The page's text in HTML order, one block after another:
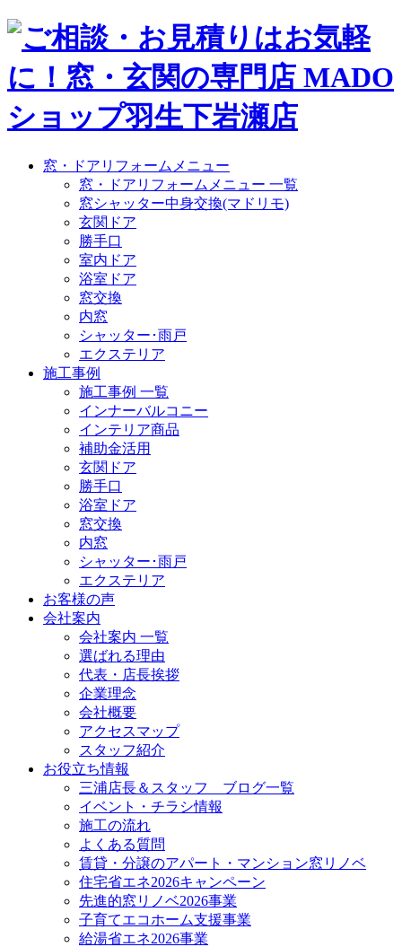
窓・ドアリフォームメニュー
窓・ドアリフォームメニュー 一覧
窓シャッター中身交換(マドリモ)
玄関ドア
勝手口
室内ドア
浴室ドア
窓交換
内窓
シャッター･雨戸
エクステリア
施工事例
施工事例 一覧
インナーバルコニー
インテリア商品
補助金活用
玄関ドア
勝手口
浴室ドア
窓交換
内窓
シャッター･雨戸
エクステリア
お客様の声
会社案内
会社案内 一覧
選ばれる理由
代表・店長挨拶
企業理念
会社概要
アクセスマップ
スタッフ紹介
お役立ち情報
三浦店長＆スタッフ ブログ一覧
イベント・チラシ情報
施工の流れ
よくある質問
賃貸・分譲のアパート・マンション窓リノベ
住宅省エネ2026キャンペーン
先進的窓リノベ2026事業
子育てエコホーム支援事業
給湯省エネ2026事業